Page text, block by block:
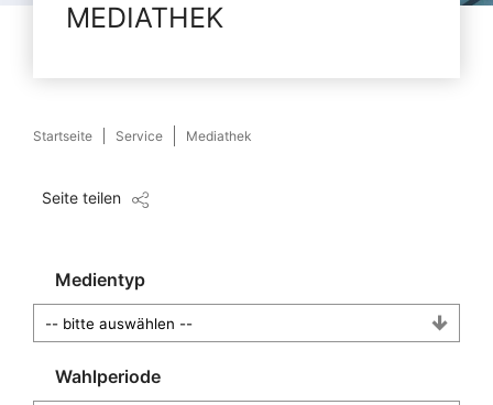
MEDIATHEK
Startseite Service Mediathek
Seite teilen
Medientyp
Wahlperiode